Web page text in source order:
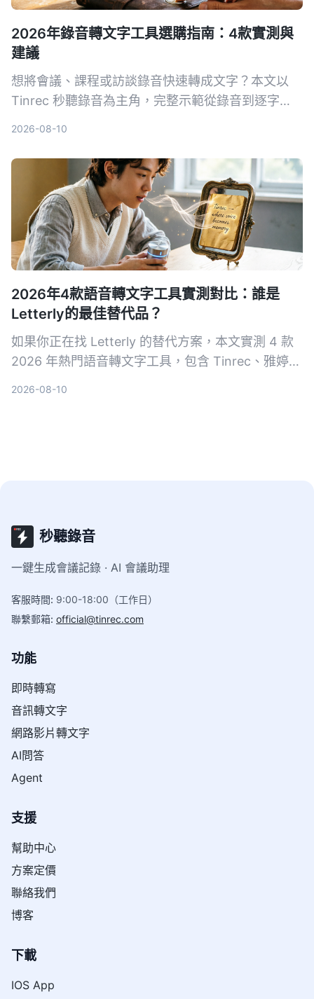
2026年錄音轉文字工具選購指南：4款實測與
建議
想將會議、課程或訪談錄音快速轉成文字？本文以
Tinrec 秒聽錄音為主角，完整示範從錄音到逐字
音轉文字方案。
2026-08-10
2026年4款語音轉文字工具實測對比：誰是
Letterly的最佳替代品？
如果你正在找 Letterly 的替代方案，本文實測 4 款
2026 年熱門語音轉文字工具，包含 Tinrec、雅婷逐
2026-08-10
秒聽錄音
一鍵生成會議記錄 · AI 會議助理
客服時間: 9:00-18:00（工作日）
聯繫郵箱: official@tinrec.com
功能
即時轉寫
音訊轉文字
網路影片轉文字
AI問答
Agent
支援
幫助中心
方案定價
聯絡我們
博客
下載
IOS App